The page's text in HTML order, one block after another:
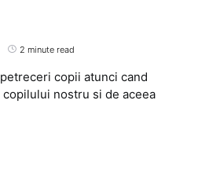
2 minute read
copii atunci cand
nostru si de aceea